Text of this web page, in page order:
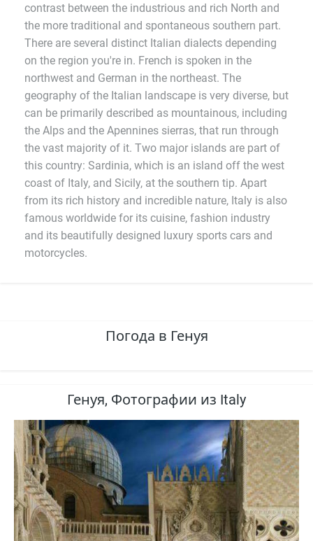
contrast between the industrious and rich North and
the more traditional and spontaneous southern part.
There are several distinct Italian dialects depending
on the region you're in. French is spoken in the
northwest and German in the northeast. The
geography of the Italian landscape is very diverse, but
can be primarily described as mountainous, including
the Alps and the Apennines sierras, that run through
the vast majority of it. Two major islands are part of
this country: Sardinia, which is an island off the west
coast of Italy, and Sicily, at the southern tip. Apart
from its rich history and incredible nature, Italy is also
famous worldwide for its cuisine, fashion industry
and its beautifully designed luxury sports cars and
motorcycles.
Погода в Генуя
Генуя, Фотографии из Italy